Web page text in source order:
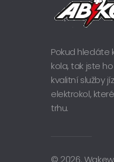
Pokud hledáte
kola, tak jste
kvalitní služby
elektrokol,
trhu.
© 2026.